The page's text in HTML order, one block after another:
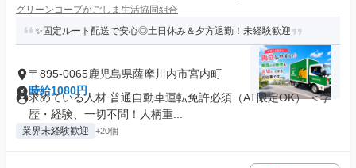
グリーンコープかごしま生活協同組合
✨固定ルート配送で安心◎土日休み＆夕方退勤！未経験歓迎
〒895-0065鹿児島県薩摩川内市宮内町
時給1080円
求めている人材 普通自動車運転免許必須（AT限定OK） ＜学
歴・経験、一切不問！人柄重...
業界未経験歓迎 +20個